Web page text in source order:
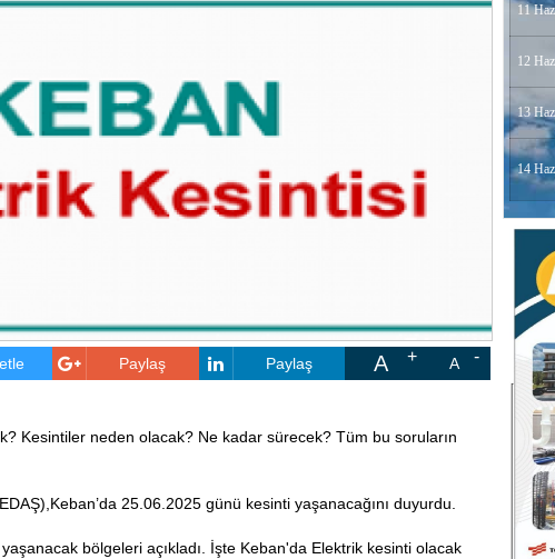
Paylaş Paylaş A A
Kesintiler neden olacak? Ne kadar sürecek? Tüm bu soruların
25.06.2025 günü kesinti yaşanacağını duyurdu.
bölgeleri açıkladı. İşte Keban'da Elektrik kesinti olacak
11
12
13
14